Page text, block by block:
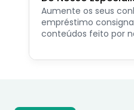
Aumente os seus
empréstimo
conteúdos feito por